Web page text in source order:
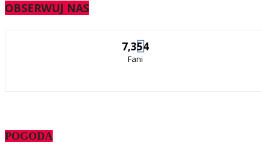
OBSERWUJ NAS
7,354
Fani
POGODA